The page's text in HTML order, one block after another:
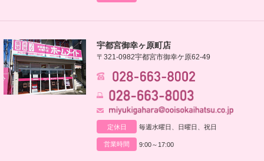
宇都宮御幸ヶ原町店
〒321-0982宇都宮市御幸ケ原62-49
定休日 毎週水曜日、日曜日、祝日
営業時間 9:00～17:00